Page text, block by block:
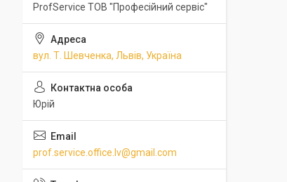
ProfService ТОВ "Професійний сервіс"
вул. Т. Шевченка, Львів, Україна
Юрій
prof.service.office.lv@gmail.com